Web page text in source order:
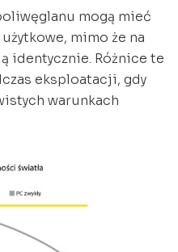
mogą mieć
mimo że na
identycznie. Różnice te
eksploatacji, gdy
warunkach